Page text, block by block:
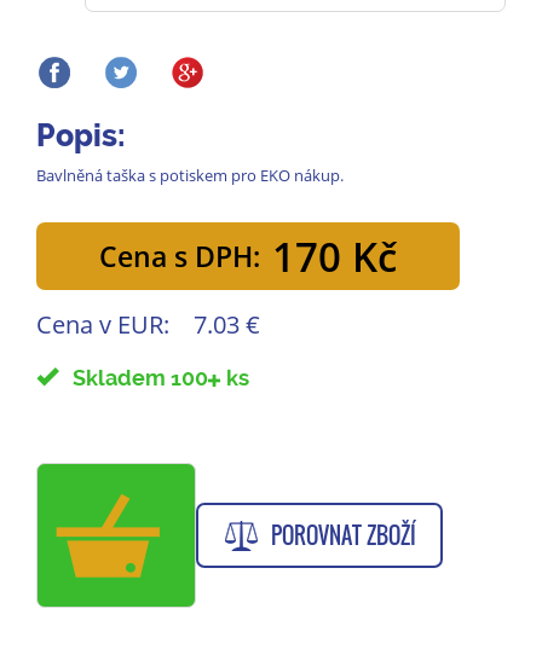
Popis:
Bavlněná taška s potiskem pro EKO nákup.
Cena s DPH: 170 Kč
Cena v EUR: 7.03 €
Skladem 100 ks
POROVNAT ZBOŽÍ